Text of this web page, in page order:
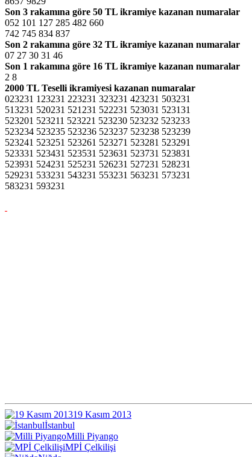
Son 3 rakamına göre 50 TL ikramiye kazanan numaralar
052 101 127 285 482 660
742 745 834 837
Son 2 rakamına göre 32 TL ikramiye kazanan numaralar
07 27 30 31 46
Son 1 rakamına göre 16 TL ikramiye kazanan numaralar
2 8
2000 TL Teselli ikramiyesi kazanan numaralar
023231 123231 223231 323231 423231 503231
513231 520231 521231 522231 523031 523131
523201 523211 523221 523230 523232 523233
523234 523235 523236 523237 523238 523239
523241 523251 523261 523271 523281 523291
523331 523431 523531 523631 523731 523831
523931 524231 525231 526231 527231 528231
529231 533231 543231 553231 563231 573231
583231 593231
19 Kasım 2013
İstanbul
Milli Piyango
MPİ Çelkilişi